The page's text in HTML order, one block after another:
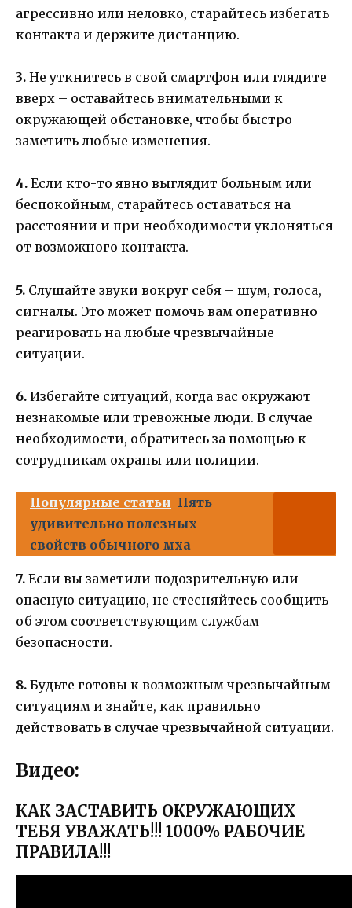
агрессивно или неловко, старайтесь избегать
контакта и держите дистанцию.
3. Не уткнитесь в свой смартфон или глядите
вверх – оставайтесь внимательными к
окружающей обстановке, чтобы быстро
заметить любые изменения.
4. Если кто-то явно выглядит больным или
беспокойным, старайтесь оставаться на
расстоянии и при необходимости уклоняться
от возможного контакта.
5. Слушайте звуки вокруг себя – шум, голоса,
сигналы. Это может помочь вам оперативно
реагировать на любые чрезвычайные
ситуации.
6. Избегайте ситуаций, когда вас окружают
незнакомые или тревожные люди. В случае
необходимости, обратитесь за помощью к
сотрудникам охраны или полиции.
Популярные статьи Пять
удивительно полезных
свойств обычного мха
7. Если вы заметили подозрительную или
опасную ситуацию, не стесняйтесь сообщить
об этом соответствующим службам
безопасности.
8. Будьте готовы к возможным чрезвычайным
ситуациям и знайте, как правильно
действовать в случае чрезвычайной ситуации.
Видео:
КАК ЗАСТАВИТЬ ОКРУЖАЮЩИХ
ТЕБЯ УВАЖАТЬ!!! 1000% РАБОЧИЕ
ПРАВИЛА!!!